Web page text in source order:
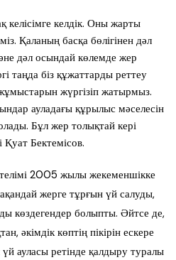
келісімге келдік. Оны жарты
Қаланың басқа бөлігінен дәл
дәл осындай көлемде жер
таңда біз құжаттарды реттеу
жүргізіп жатырмыз.
ауладағы құрылыс мәселесін
Бұл жер толықтай кері
Бектемісов.
2005 жылы жекеменшікке
жерге тұрғын үй салуды,
көздегендер болыпты. Әйтсе де,
әкімдік көптің пікірін ескере
ауласы ретінде қалдыру туралы